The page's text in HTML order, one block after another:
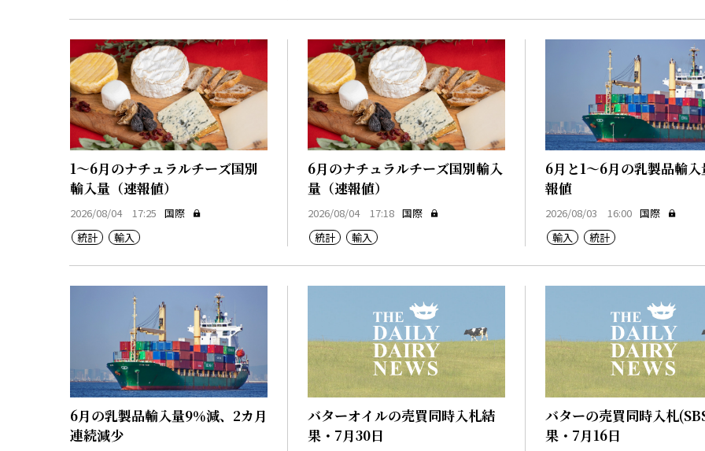
1～6月のナチュラルチーズ国別
輸入量（速報値）
2026/08/04 17:25 国際
統計
輸入
6月のナチュラルチーズ国別輸入
量（速報値）
2026/08/04 17:18 国際
統計
輸入
6月と1～6月の乳製品輸
報値
2026/08/03 16:00 国際
輸入
統計
6月の乳製品輸入量9％減、2カ月
連続減少
バターオイルの売買同時入札結
果・7月30日
バターの売買同時入札
果・7月16日